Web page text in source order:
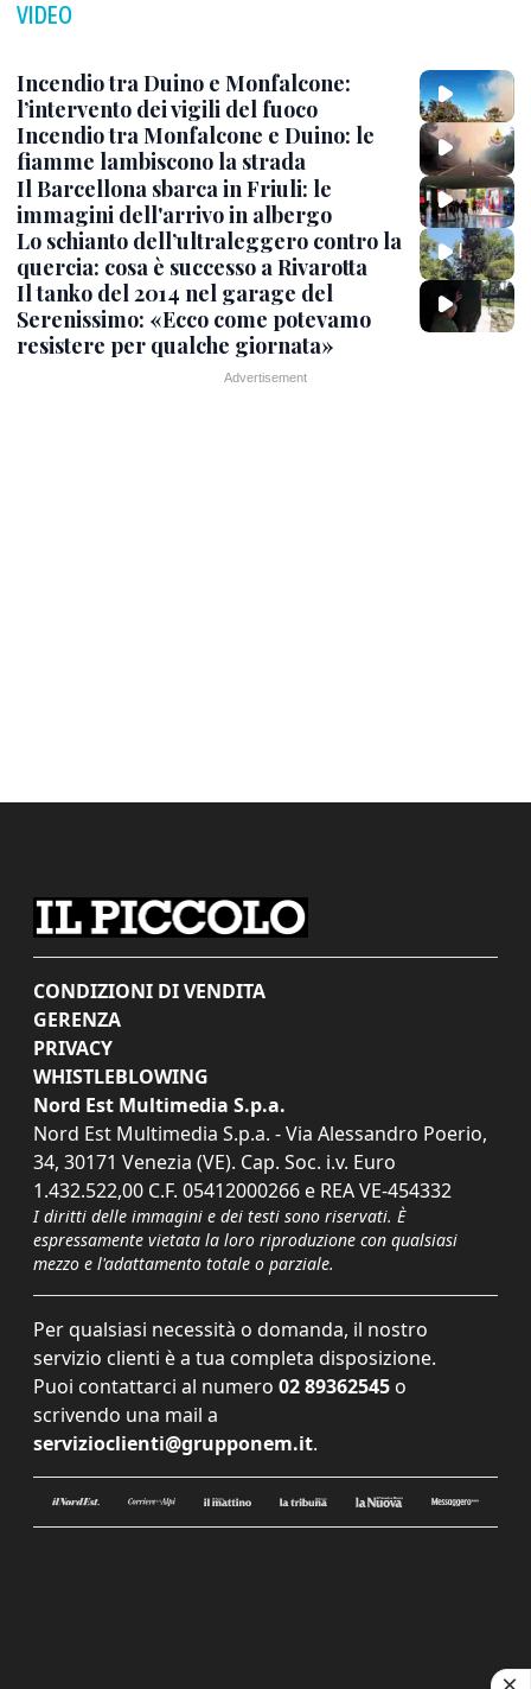
VIDEO
Incendio tra Duino e Monfalcone:
l’intervento dei vigili del fuoco
Incendio tra Monfalcone e Duino: le
fiamme lambiscono la strada
Il Barcellona sbarca in Friuli: le
immagini dell'arrivo in albergo
Lo schianto dell’ultraleggero contro la
quercia: cosa è successo a Rivarotta
Il tanko del 2014 nel garage del
Serenissimo: «Ecco come potevamo
resistere per qualche giornata»
CONDIZIONI DI VENDITA
GERENZA
PRIVACY
WHISTLEBLOWING
Nord Est Multimedia S.p.a.
Nord Est Multimedia S.p.a. - Via Alessandro Poerio,
34, 30171 Venezia (VE). Cap. Soc. i.v. Euro
1.432.522,00 C.F. 05412000266 e REA VE-454332
I diritti delle immagini e dei testi sono riservati. È
espressamente vietata la loro riproduzione con qualsiasi
mezzo e l'adattamento totale o parziale.
Per qualsiasi necessità o domanda, il nostro
servizio clienti è a tua completa disposizione.
Puoi contattarci al numero 02 89362545 o
scrivendo una mail a
servizioclienti@grupponem.it.